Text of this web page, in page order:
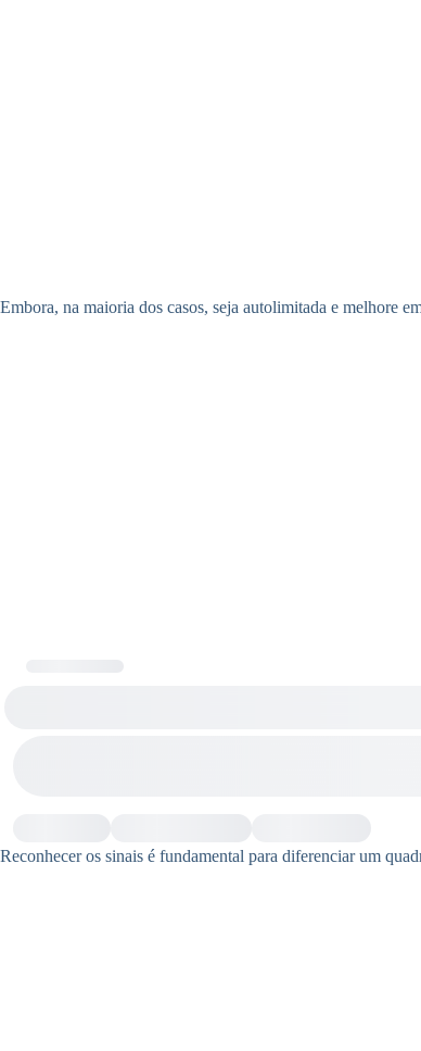
Embora, na maioria dos casos, seja autolimitada e melhore
Reconhecer os sinais é fundamental para diferenciar um